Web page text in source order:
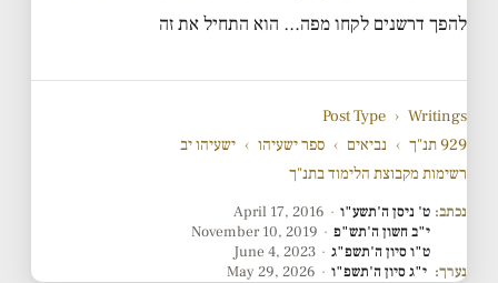
להפך דרשנים לקחו מפה… הוא התחיל את זה
Post Type › Writings
929 תנ"ך
› נביאים › ספר ישעיהו › ישעיהו יב
רשימות מקבוצת הלימוד בתנ"ך
נכתב: ט' ניסן ה'תשע"ו ·
April 17, 2016
י"ב חשון ה'תש"פ ·
November 10, 2019
ט"ו סיון ה'תשפ"ג ·
June 4, 2023
נערך: י"ג סיון ה'תשפ"ו ·
May 29, 2026